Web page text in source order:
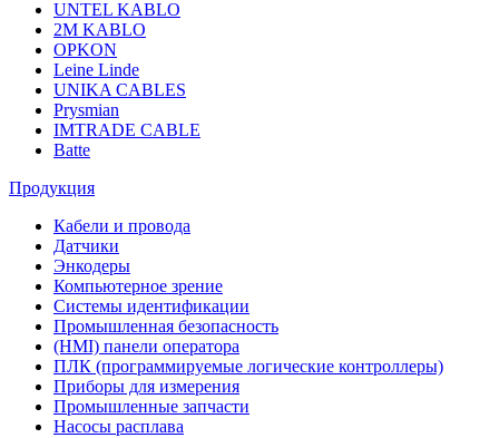
UNTEL KABLO
2M KABLO
OPKON
Leine Linde
UNIKA CABLES
Prysmian
IMTRADE CABLE
Batte
Продукция
Кабели и провода
Датчики
Энкодеры
Компьютерное зрение
Системы идентификации
Промышленная безопасность
(HMI) панели оператора
ПЛК (программируемые логические контроллеры)
Приборы для измерения
Промышленные запчасти
Насосы расплава